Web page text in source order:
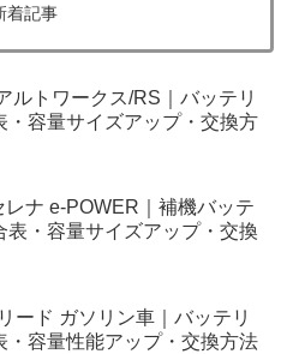
着記事
ルトワークス/RS｜バッテリ
・容量サイズアップ・交換方
レナ e-POWER｜補機バッテ
表・容量サイズアップ・交換
ード ガソリン車｜バッテリ
・容量性能アップ・交換方法